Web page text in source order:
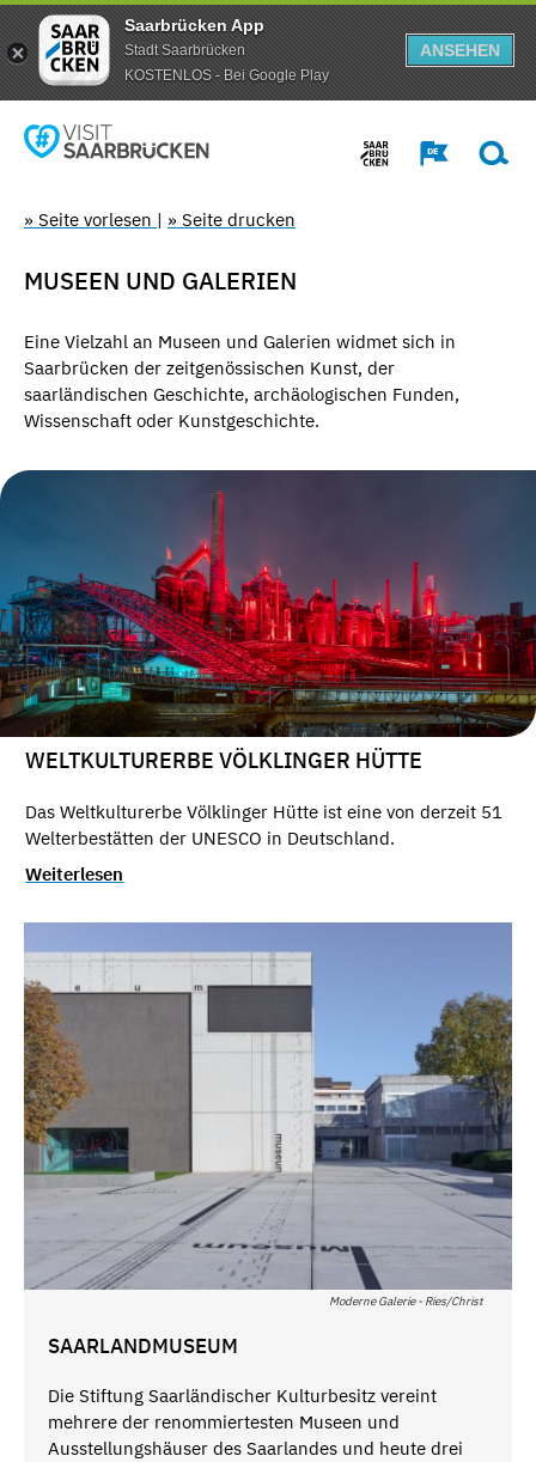
Saarbrücken App
Stadt Saarbrücken
KOSTENLOS - Bei Google Play
ANSEHEN
» Seite vorlesen | » Seite drucken
MUSEEN UND GALERIEN
Eine Vielzahl an Museen und Galerien widmet sich in
Saarbrücken der zeitgenössischen Kunst, der
saarländischen Geschichte, archäologischen Funden,
Wissenschaft oder Kunstgeschichte.
WELTKULTURERBE VÖLKLINGER HÜTTE
Das Weltkulturerbe Völklinger Hütte ist eine von derzeit 51
Welterbestätten der UNESCO in Deutschland.
Weiterlesen
Moderne Galerie - Ries/Christ
SAARLANDMUSEUM
Die Stiftung Saarländischer Kulturbesitz vereint
mehrere der renommiertesten Museen und
Ausstellungshäuser des Saarlandes und heute drei